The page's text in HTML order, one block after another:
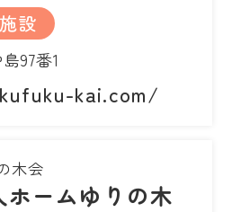
設
97番1
kai.com/
木会
ームゆりの木